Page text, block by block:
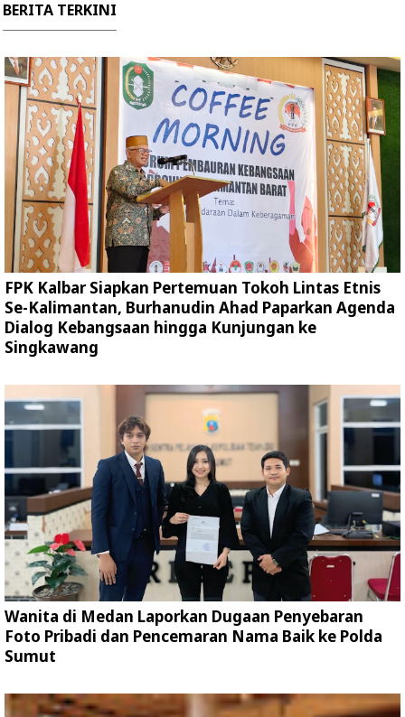
BERITA TERKINI
FPK Kalbar Siapkan Pertemuan Tokoh Lintas Etnis
Se-Kalimantan, Burhanudin Ahad Paparkan Agenda
Dialog Kebangsaan hingga Kunjungan ke
Singkawang
Wanita di Medan Laporkan Dugaan Penyebaran
Foto Pribadi dan Pencemaran Nama Baik ke Polda
Sumut